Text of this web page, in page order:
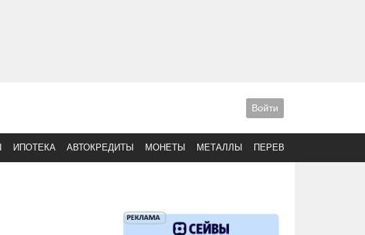
Войти
ИПОТЕКА АВТОКРЕДИТЫ МОНЕТЫ МЕТАЛЛЫ ПЕРЕВОДЫ